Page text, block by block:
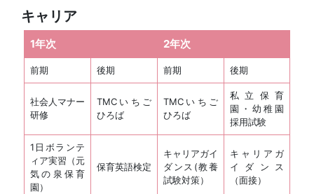
キャリア
1年次 2年次
前期 後期 前期 後期
社会人マナー
研修
TMCいちご
ひろば
TMCいちご
ひろば
私立保育
園・幼稚園
採用試験
1日ボランテ
ィア実習（元
気の泉保育
園）
保育英語検定
キャリアガイ
ダンス(教養
試験対策）
キャリアガ
イダンス
（面接）